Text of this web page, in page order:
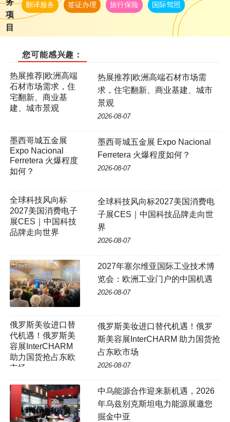
务
项
目
翻译服务 签证办理 旅行保险 国际驾照
您可能感兴趣：
热展推荐|欧洲高端
石材市场需求，住
宅翻新、商业基
建、城市景观
热展推荐|欧洲高端石材市场需
求，住宅翻新、商业基建、城市
景观
2026-08-07
墨西哥城五金展 Expo Nacional
Ferretera 火爆程度如何？
2026-08-07
全球科技风向标
2027美国消费电子
展CES｜中国科技
品牌走向世界
全球科技风向标2027美国消费电
子展CES｜中国科技品牌走向世
界
2026-08-07
2027年塞尔维亚国际工业技术博
览会：欧洲工业门户的中国机遇
2026-08-07
俄罗斯美妆进口替
代机遇！俄罗斯美
容展InterCHARM
助力国货抢占东欧
市场
俄罗斯美妆进口替代机遇！俄罗
斯美容展InterCHARM 助力国货抢
占东欧市场
2026-08-07
中乌能源合作迎来新机遇，2026
年乌兹别克斯坦电力能源展邀您
掘金中亚